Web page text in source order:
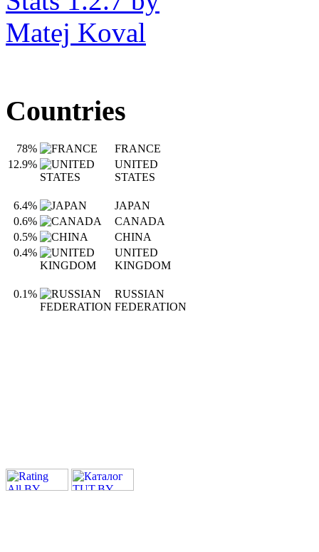
Countries
78%
FRANCE
12.9%
UNITED
STATES
6.4%
JAPAN
0.6%
CANADA
0.5%
CHINA
0.4%
UNITED
KINGDOM
0.1%
RUSSIAN
FEDERATION